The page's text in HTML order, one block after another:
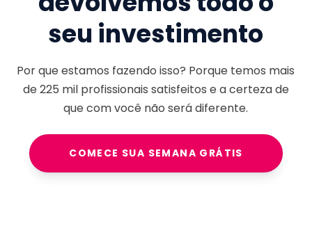
seu investimento
Por que estamos fazendo isso? Porque temos mais
de225 milprofissionais satisfeitos e a certeza de
que com você não será diferente.
COMECE SUA SEMANA GRÁTIS